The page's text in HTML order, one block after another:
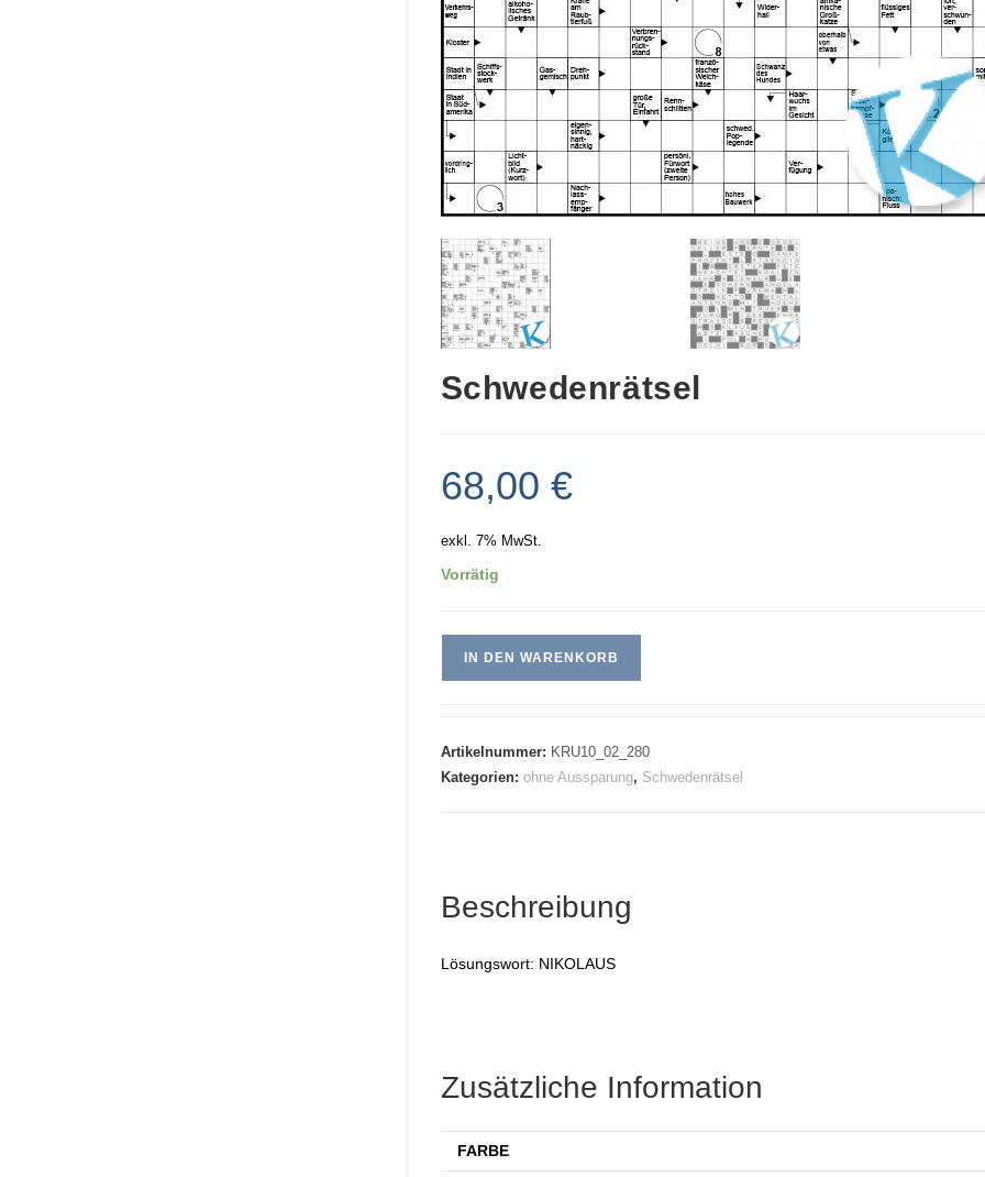
Schwedenrätsel
68,00 €
exkl. 7% MwSt.
Vorrätig
IN DEN WARENKORB
Artikelnummer: KRU10_02_280
Kategorien: ohne Aussparung, Schwedenrätsel
Beschreibung
Lösungswort: NIKOLAUS
Zusätzliche Information
FARBE